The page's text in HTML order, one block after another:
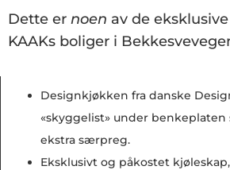
Dette er noen av de
KAAKs boliger i
Designkjøkken fra danske
«skyggelist» under
ekstra særpreg.
Eksklusivt og påkostet